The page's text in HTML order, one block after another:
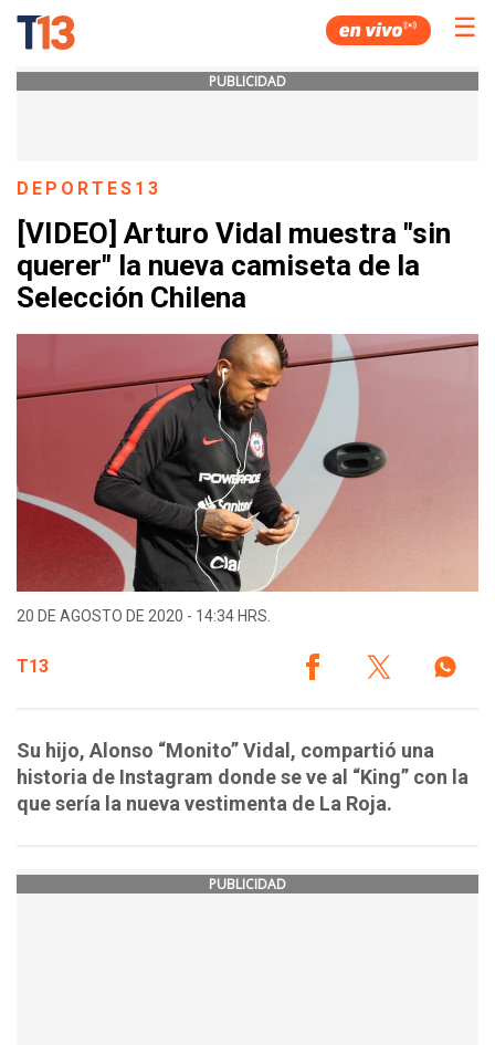
☰
PUBLICIDAD
DEPORTES13
[VIDEO] Arturo Vidal muestra "sin
querer" la nueva camiseta de la
Selección Chilena
20 DE AGOSTO DE 2020 - 14:34 HRS.
T13
Su hijo, Alonso “Monito” Vidal, compartió una
historia de Instagram donde se ve al “King” con la
que sería la nueva vestimenta de La Roja.
PUBLICIDAD